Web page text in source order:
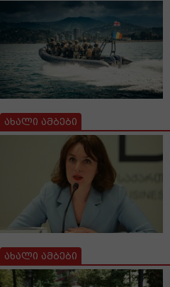
ახალი ამბები
ახალი ამბები